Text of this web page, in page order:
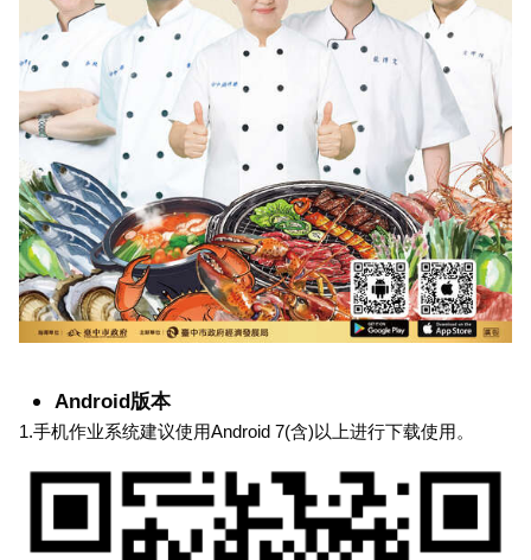
Android版本
1.手机作业系统建议使用Android 7(含)以上进行下载使用。